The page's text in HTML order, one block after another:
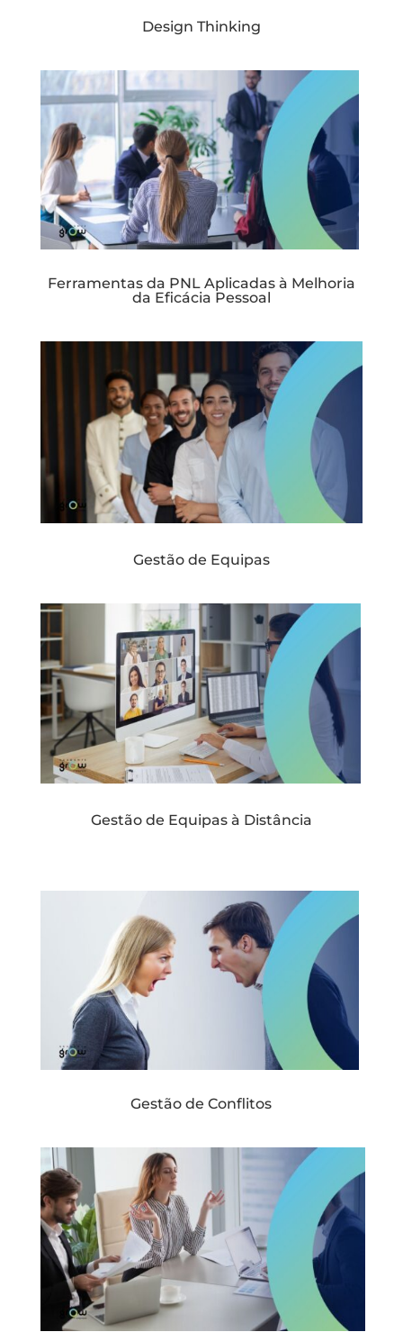
Design Thinking
Ferramentas da PNL Aplicadas à Melhoria
da Eficácia Pessoal
Gestão de Equipas
Gestão de Equipas à Distância
Gestão de Conflitos